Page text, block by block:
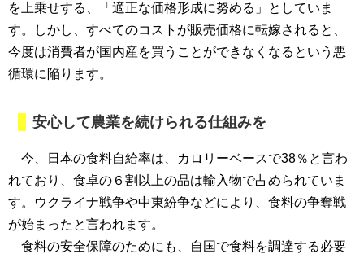
を上乗せする、「適正な価格形成に努める」としていま
す。しかし、すべてのコストが販売価格に転嫁されると、
今度は消費者が国内産を買うことができなくなるという悪
循環に陥ります。
安心して農業を続けられる仕組みを
今、日本の食料自給率は、カロリーベースで38％と言わ
れており、食卓の６割以上の品は輸入物で占められていま
す。ウクライナ戦争や中東紛争などにより、食料の争奪戦
が始まったと言われます。
食料の安全保障のためにも、自国で食料を調達する必要